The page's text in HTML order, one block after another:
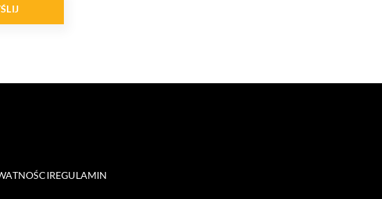
REGULAMIN